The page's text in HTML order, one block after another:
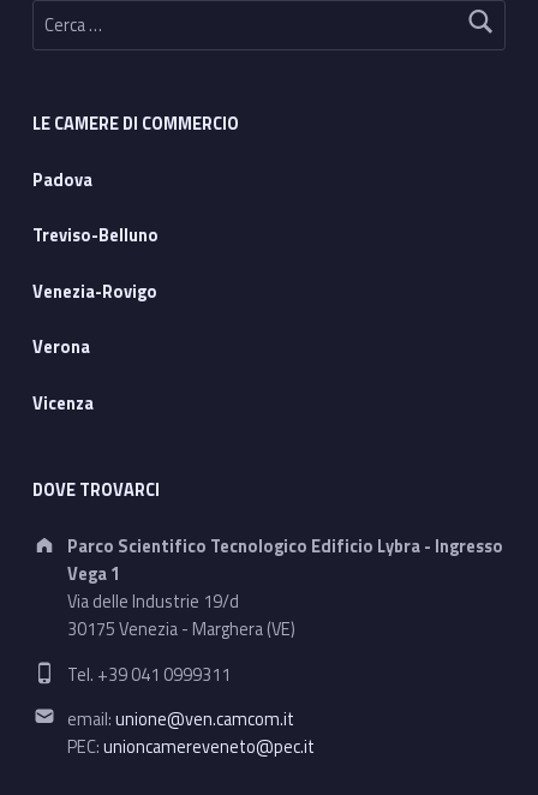
LE CAMERE DI COMMERCIO
Padova
Treviso-Belluno
Venezia-Rovigo
Verona
Vicenza
DOVE TROVARCI
Address:
Parco Scientifico Tecnologico Edificio Lybra - Ingresso
Vega 1
Via delle Industrie 19/d
30175 Venezia - Marghera (VE)
Phone number:
Tel. +39 041 0999311
Email address:
email:unione@ven.camcom.it
PEC:unioncamereveneto@pec.it